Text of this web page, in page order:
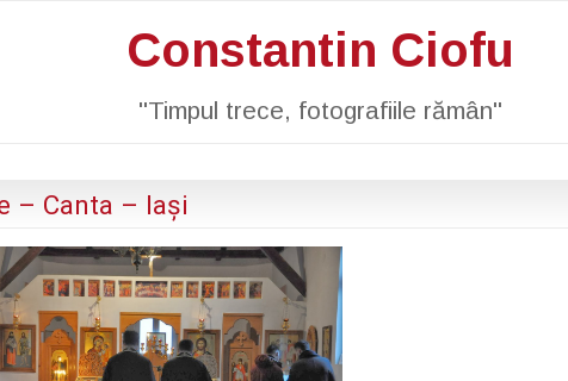
Constantin Ciofu
"Timpul trece, fotografiile rămân"
– Canta – Iaşi